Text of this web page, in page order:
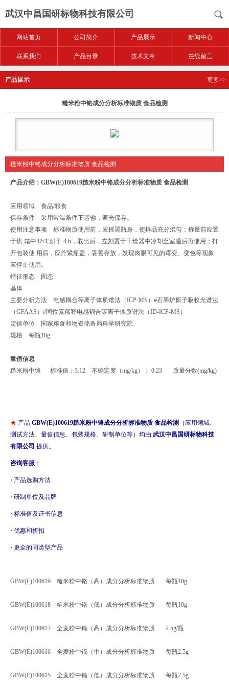
武汉中昌国研标物科技有限公司
网站首页 公司简介 产品展示 新闻中心
联系我们 产品目录 技术文章 在线留言
产品展示 更多>>
糙米粉中铬成分分析标准物质 食品检测
糙米粉中铬成分分析标准物质 食品检测
产品介绍：GBW(E)100619糙米粉中铬成分分析标准物质 食品检测
应用领域 食品/粮食
保存条件 采用常温条件下运输，避光保存。
使用注意事项 标准物质使用前，应摇晃瓶身，使样品充分混匀；称量前应置
于烘 箱中 85℃烘干 4 h，取出后，立刻置于干燥器中冷却至室温后再使用；打
开包装使 用后，应拧紧瓶盖，妥善存放，发现肉眼可见的霉变、变色等现象
应停止使用。
特征形态 固态
基体
主要分析方法 电感耦合等离子体质谱法（ICP-MS）#石墨炉原子吸收光谱法
（GFAAS）#同位素稀释电感耦合等离子体质谱法（ID-ICP-MS）
定值单位 国家粮食和物资储备局科学研究院
规格 每瓶10g
量值信息
糙米粉中铬 标准值：3.12 不确定度（mg/kg）： 0.23 质量分数(mg/kg)
★ 产品 GBW(E)100619糙米粉中铬成分分析标准物质 食品检测
（应用领域、
测试方法、量值信息、包装规格、研制单位等）均由 武汉中昌国研标物科技
有限公司 提供。
咨询客服 ：
· 产品选购方法
· 研制单位及品牌
· 标准值及证书信息
· 优惠和折扣
· 更全的同类型产品
GBW(E)100619 糙米粉中铬（高）成分分析标准物质 每瓶10g
GBW(E)100618 糙米粉中铬（低）成分分析标准物质 每瓶10g
GBW(E)100617 全麦粉中镉（高）成分分析标准物质 2.5g/瓶
GBW(E)100616 全麦粉中镉（中）成分分析标准物质 每瓶2.5g
GBW(E)100615 全麦粉中镉（低）成分分析标准物质 每瓶2.5g